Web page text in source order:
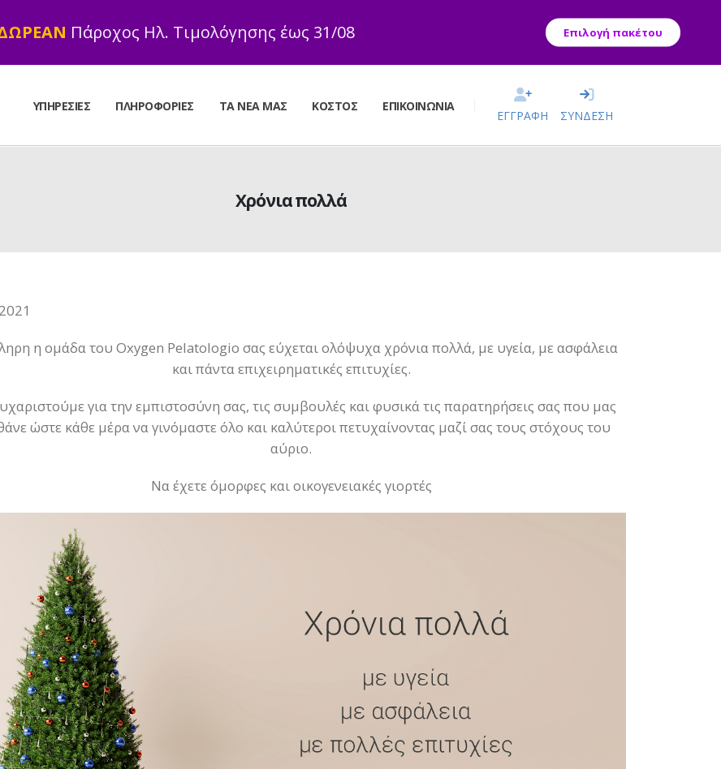
Πάροχος Ηλ. Τιμολόγησης έως 31/08 Επιλογή πακέτου
ΥΠΗΡΕΣΊΕΣ ΠΛΗΡΟΦΟΡΊΕΣ ΤΑ ΝΈΑ ΜΑΣ ΚΌΣΤΟΣ ΕΠΙΚΟΙΝΩΝΊΑ
ΕΓΓΡΑΦΗ ΣΥΝΔΕΣΗ
Χρόνια πολλά
η ομάδα του Oxygen Pelatologio σας εύχεται ολόψυχα χρόνια πολλά, με υγεία, με ασφάλεια
και πάντα επιχειρηματικές επιτυχίες.
για την εμπιστοσύνη σας, τις συμβουλές και φυσικά τις παρατηρήσεις σας που μας
ώστε κάθε μέρα να γινόμαστε όλο και καλύτεροι πετυχαίνοντας μαζί σας τους στόχους του
αύριο.
Να έχετε όμορφες και οικογενειακές γιορτές